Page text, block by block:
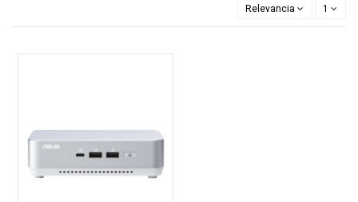
Relevancia 1